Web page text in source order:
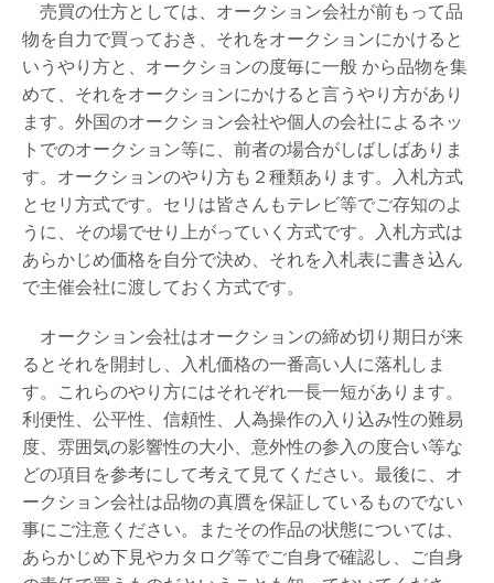
売買の仕方としては、オークション会社が前もって品
物を自力で買っておき、それをオークションにかけると
いうやり方と、オークションの度毎に一般 から品物を集
めて、それをオークションにかけると言うやり方があり
ます。外国のオークション会社や個人の会社によるネッ
トでのオークション等に、前者の場合がしばしばありま
す。オークションのやり方も２種類あります。入札方式
とセリ方式です。セリは皆さんもテレビ等でご存知のよ
うに、その場でせり上がっていく方式です。入札方式は
あらかじめ価格を自分で決め、それを入札表に書き込ん
で主催会社に渡しておく方式です。
オークション会社はオークションの締め切り期日が来
るとそれを開封し、入札価格の一番高い人に落札しま
す。これらのやり方にはそれぞれ一長一短があります。
利便性、公平性、信頼性、人為操作の入り込み性の難易
度、雰囲気の影響性の大小、意外性の参入の度合い等な
どの項目を参考にして考えて見てください。最後に、オ
ークション会社は品物の真贋を保証しているものでない
事にご注意ください。またその作品の状態については、
あらかじめ下見やカタログ等でご自身で確認し、ご自身